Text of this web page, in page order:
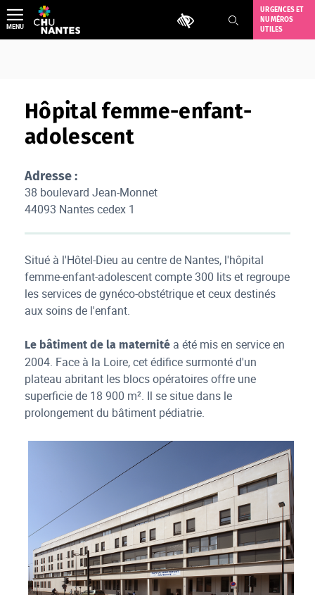
Aller
au
contenu
Outils d'accessibilité
URGENCES ET
NUMÉROS
UTILES
MENU
Hôpital femme-enfant-
adolescent
Adresse :
38 boulevard Jean-Monnet
44093 Nantes cedex 1
Situé à l'Hôtel-Dieu au centre de Nantes, l'hôpital
femme-enfant-adolescent compte 300 lits et regroupe
les services de gynéco-obstétrique et ceux destinés
aux soins de l'enfant.
Le bâtiment de la maternité a été mis en service en
2004. Face à la Loire, cet édifice surmonté d'un
plateau abritant les blocs opératoires offre une
superficie de 18 900 m². Il se situe dans le
prolongement du bâtiment pédiatrie.